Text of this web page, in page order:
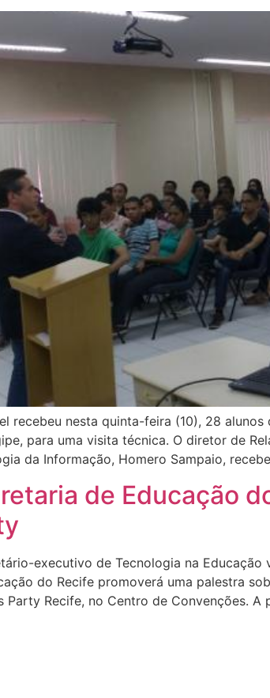
recebeu nesta quinta-feira (10), 28
para uma visita técnica. O diretor de
da Informação, Homero Sampaio,
de Educação
executivo de Tecnologia na
do Recife promoverá uma palestra
Party Recife, no Centro de Convenções.